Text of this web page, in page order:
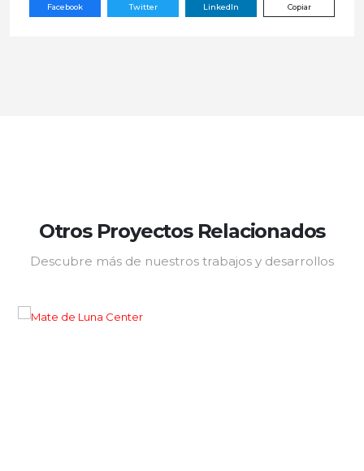
Facebook Twitter LinkedIn Copiar
Otros Proyectos Relacionados
Descubre más de nuestros trabajos y desarrollos